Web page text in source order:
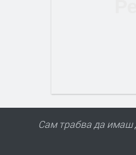
Сам трабва да имаш